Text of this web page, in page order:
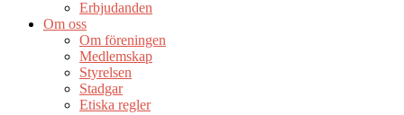
Erbjudanden
Om oss
Om föreningen
Medlemskap
Styrelsen
Stadgar
Etiska regler